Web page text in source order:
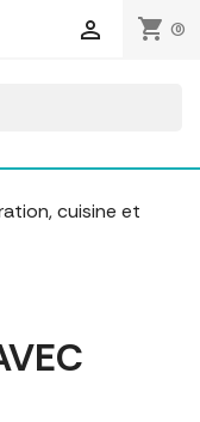
shopping_cart (0)

cuisine et